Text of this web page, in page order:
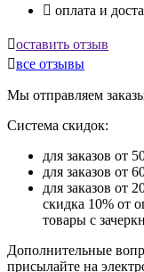
 оплата и
оставить отзыв
все отзывы
Мы отправляем
Система скидок:
для заказов от
для заказов от
для заказов от
скидка 10% от
товары с
Дополнительные
присылайте на